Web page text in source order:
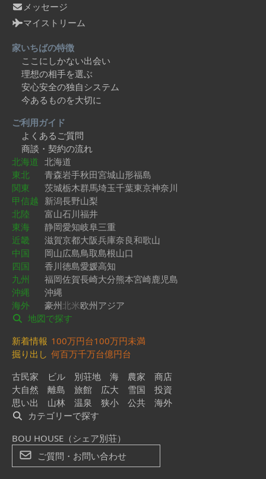
メッセージ
マイストリーム
家いちばの特徴
ここにしかない出会い
理想の相手を選ぶ
安心安全の独自システム
今あるものを大切に
ご利用ガイド
よくあるご質問
商談・契約の流れ
北海道 北海道
東北
青森岩手秋田宮城山形福島
関東
茨城栃木群馬埼玉千葉東京神奈川
甲信越 新潟長野山梨
北陸
富山石川福井
東海
静岡愛知岐阜三重
近畿
滋賀京都大阪兵庫奈良和歌山
中国
岡山広島鳥取島根山口
四国
香川徳島愛媛高知
九州
福岡佐賀長崎大分熊本宮崎鹿児島
沖縄
沖縄
海外
豪州北米欧州アジア
地図で探す
新着情報 100万円台100万円未満
掘り出し 何百万千万台億円台
古民家
ビル 別荘地 海 農家
商店
大自然
離島 旅館 広大 雪国
投資
思い出
山林 温泉 狭小 公共
海外
カテゴリーで探す
BOU HOUSE（シェア別荘）
ご質問・お問い合わせ